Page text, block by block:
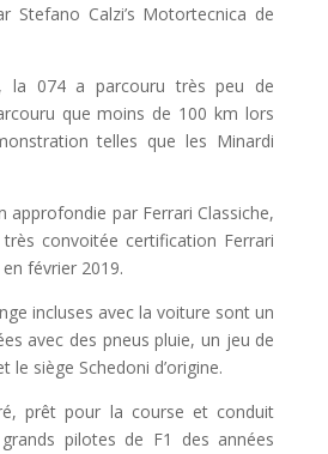
Stefano Calzi’s Motortecnica de
la 074 a parcouru très peu de
que moins de 100 km lors
telles que les Minardi
approfondie par Ferrari Classiche,
convoitée certification Ferrari
février 2019.
incluses avec la voiture sont un
avec des pneus pluie, un jeu de
le siège Schedoni d’origine.
prêt pour la course et conduit
pilotes de F1 des années